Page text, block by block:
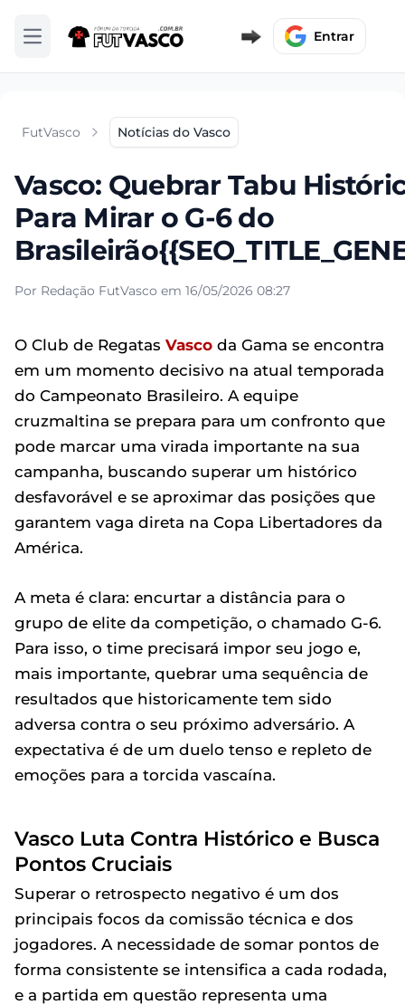
Abrir menu Entrar
FutVasco Notícias do Vasco
Vasco: Quebrar Tabu
Para Mirar o G-6 do
Por Redação FutVasco em 16/05/2026 08:27
O Club de Regatas Vasco da Gama se encontra
em um momento decisivo na atual temporada
do Campeonato Brasileiro. A equipe
cruzmaltina se prepara para um confronto que
pode marcar uma virada importante na sua
campanha, buscando superar um histórico
desfavorável e se aproximar das posições que
garantem vaga direta na Copa Libertadores da
América.
A meta é clara: encurtar a distância para o
grupo de elite da competição, o chamado G-6.
Para isso, o time precisará impor seu jogo e,
mais importante, quebrar uma sequência de
resultados que historicamente tem sido
adversa contra o seu próximo adversário. A
expectativa é de um duelo tenso e repleto de
emoções para a torcida vascaína.
Vasco Luta Contra Histórico e Busca
Pontos Cruciais
Superar o retrospecto negativo é um dos
principais focos da comissão técnica e dos
jogadores. A necessidade de somar pontos de
forma consistente se intensifica a cada rodada,
e a partida em questão representa uma